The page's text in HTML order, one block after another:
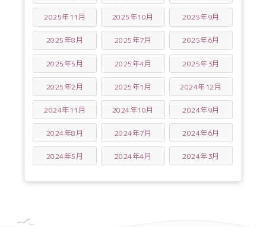
2025年11月 2025年10月 2025年9月
2025年8月 2025年7月 2025年6月
2025年5月 2025年4月 2025年3月
2025年2月 2025年1月 2024年12月
2024年11月 2024年10月 2024年9月
2024年8月 2024年7月 2024年6月
2024年5月 2024年4月 2024年3月